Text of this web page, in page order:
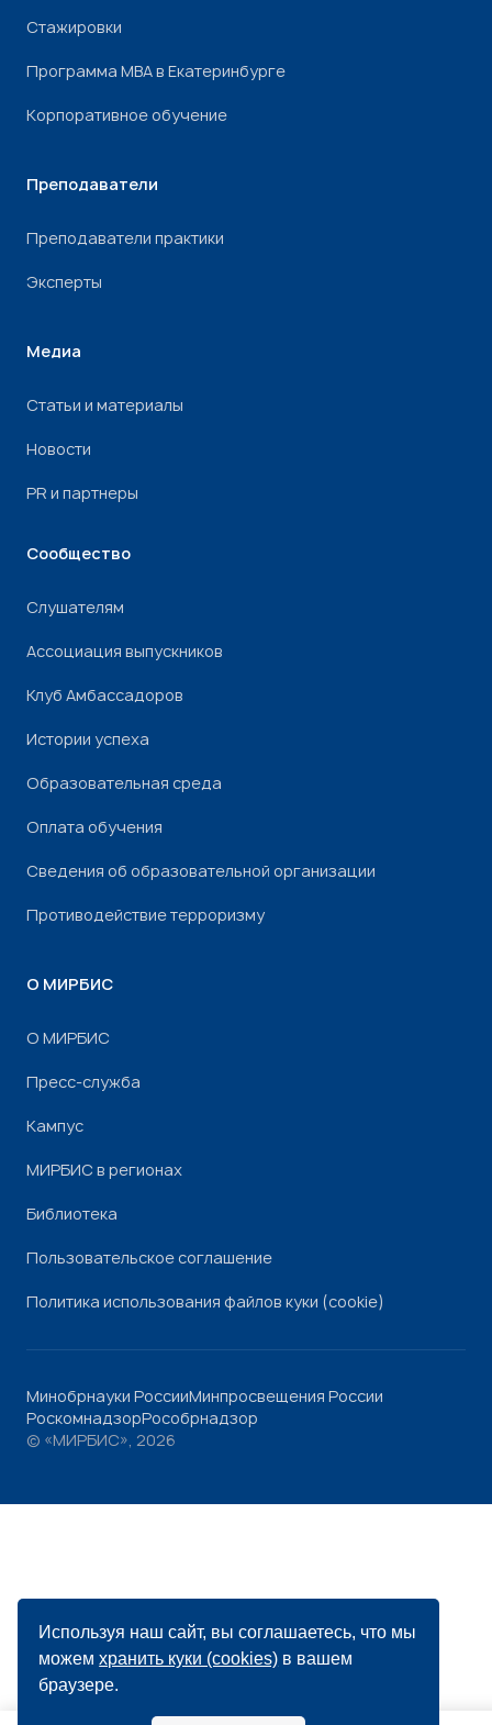
Используя наш сайт, вы соглашаетесь, что мы
можемхранить куки (cookies) в вашем
браузере.
Стажировки
Программа МВА в Екатеринбурге
Корпоративное обучение
Преподаватели
Преподаватели практики
Эксперты
Медиа
Статьи и материалы
Новости
PR и партнеры
Сообщество
Слушателям
Ассоциация выпускников
Клуб Амбассадоров
Истории успеха
Образовательная среда
Оплата обучения
Сведения об образовательной организации
Противодействие терроризму
О МИРБИС
О МИРБИС
Пресс-служба
Кампус
МИРБИС в регионах
Библиотека
Пользовательское соглашение
Политика использования файлов куки (cookie)
Минобрнауки РоссииМинпросвещения России
РоскомнадзорРособрнадзор
© «МИРБИС», 2026